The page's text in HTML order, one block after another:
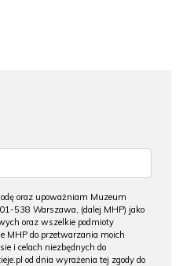
oraz upoważniam Muzeum
538 Warszawa, (dalej MHP) jako
oraz wszelkie podmioty
MHP do przetwarzania moich
i celach niezbędnych do
od dnia wyrażenia tej zgody do